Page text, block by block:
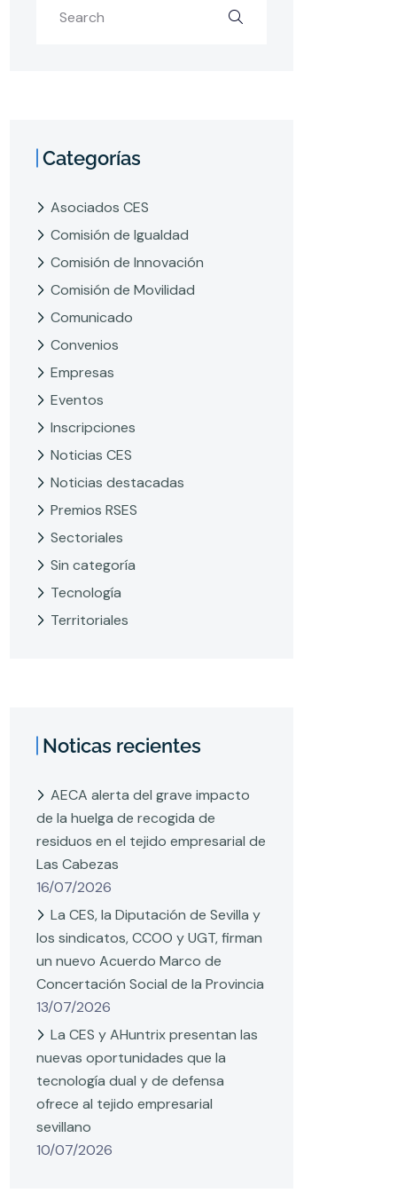
Categorías
Asociados CES
Comisión de Igualdad
Comisión de Innovación
Comisión de Movilidad
Comunicado
Convenios
Empresas
Eventos
Inscripciones
Noticias CES
Noticias destacadas
Premios RSES
Sectoriales
Sin categoría
Tecnología
Territoriales
Noticas recientes
AECA alerta del grave impacto
de la huelga de recogida de
residuos en el tejido empresarial de
Las Cabezas
16/07/2026
La CES, la Diputación de Sevilla y
los sindicatos, CCOO y UGT, firman
un nuevo Acuerdo Marco de
Concertación Social de la Provincia
13/07/2026
La CES y AHuntrix presentan las
nuevas oportunidades que la
tecnología dual y de defensa
ofrece al tejido empresarial
sevillano
10/07/2026